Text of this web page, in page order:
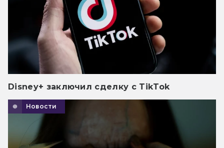
Disney+ заключил сделку с TikTok
Новости